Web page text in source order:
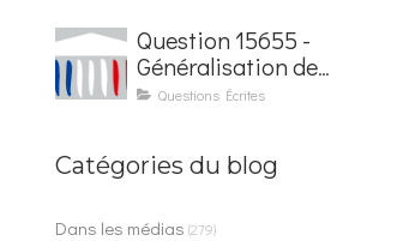
Question 15655 -
Généralisation de
l'application France
Questions Écrites
Catégories du blog
Dans les médias (279)